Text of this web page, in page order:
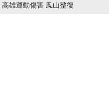
高雄運動傷害 鳳山整復